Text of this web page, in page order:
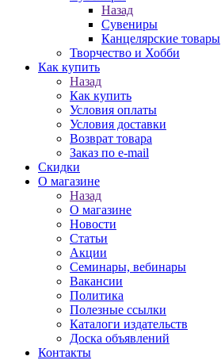
Назад
Сувениры
Канцелярские товары
Творчество и Хобби
Как купить
Назад
Как купить
Условия оплаты
Условия доставки
Возврат товара
Заказ по e-mail
Скидки
О магазине
Назад
О магазине
Новости
Статьи
Акции
Семинары, вебинары
Вакансии
Политика
Полезные ссылки
Каталоги издательств
Доска объявлений
Контакты